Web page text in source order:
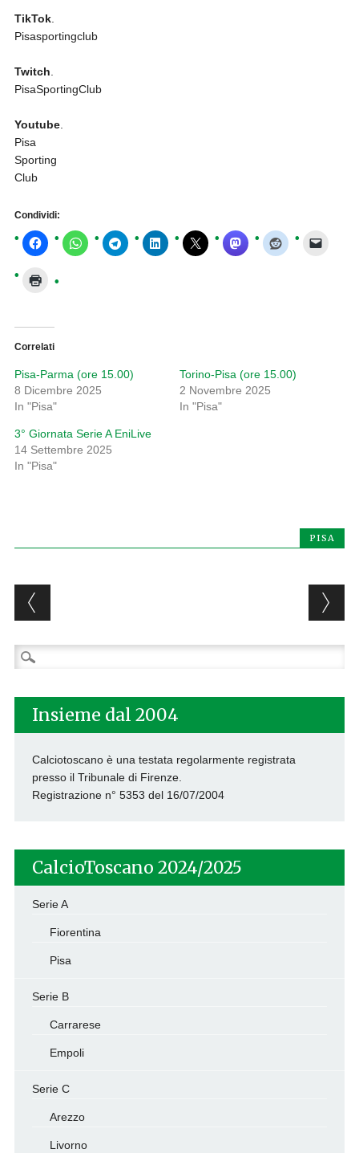
TikTok.
Pisasportingclub
Twitch.
PisaSportingClub
Youtube.
Pisa
Sporting
Club
Condividi:
Correlati
Pisa-Parma (ore 15.00)
8 Dicembre 2025
In "Pisa"
Torino-Pisa (ore 15.00)
2 Novembre 2025
In "Pisa"
3° Giornata Serie A EniLive
14 Settembre 2025
In "Pisa"
PISA
Post navigation
Ricerca
per:
Insieme dal 2004
Calciotoscano è una testata regolarmente registrata
presso il Tribunale di Firenze.
Registrazione n° 5353 del 16/07/2004
CalcioToscano 2024/2025
Serie A
Fiorentina
Pisa
Serie B
Carrarese
Empoli
Serie C
Arezzo
Livorno